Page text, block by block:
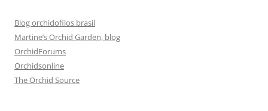
Blog orchidofilos brasil
Martine’s Orchid Garden, blog
OrchidForums
Orchidsonline
The Orchid Source